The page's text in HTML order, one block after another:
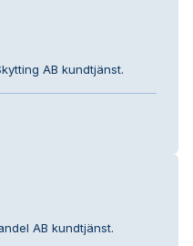
AB kundtjänst.
AB kundtjänst.